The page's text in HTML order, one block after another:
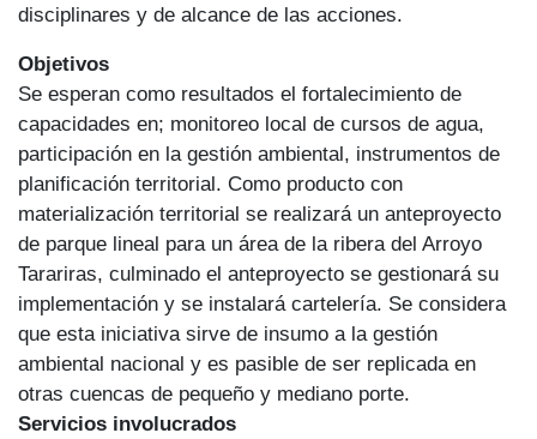
disciplinares y de alcance de las acciones.
Objetivos
Se esperan como resultados el fortalecimiento de
capacidades en; monitoreo local de cursos de agua,
participación en la gestión ambiental, instrumentos de
planificación territorial. Como producto con
materialización territorial se realizará un anteproyecto
de parque lineal para un área de la ribera del Arroyo
Tarariras, culminado el anteproyecto se gestionará su
implementación y se instalará cartelería. Se considera
que esta iniciativa sirve de insumo a la gestión
ambiental nacional y es pasible de ser replicada en
otras cuencas de pequeño y mediano porte.
Servicios involucrados